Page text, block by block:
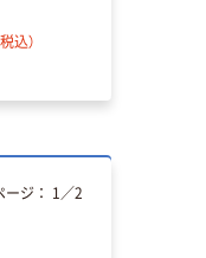
税込）
ージ： 1 ／2